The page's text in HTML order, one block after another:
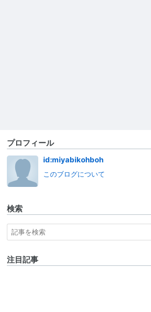
プロフィール
id:miyabikohboh
このブログについて
検索
注目記事